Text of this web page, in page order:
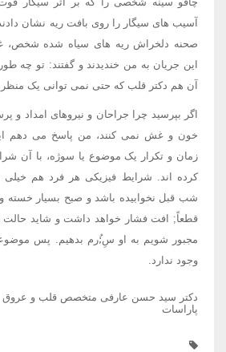
آسیب های سیگار را روی بافت ریه نشان
صحنه دلخراش ریه های سیاه شده شخص،
این جریان به من خندیدند و گفتند: تو چه
آن هم دکتر قلب که حتی نمی توانی یک
اگر بپرسید چرا جراحان و نیروهای امداد و
خون و غش نمی کنند، من پاسخ می دهم
زمان و تکرار یک موضوع یا سوژه، با آن
کرده اند. شرایط فیزیکی هر فرد هم
شب قبل نخوابیده باشد و صبح بسیار خسته و
قطعاً; افت فشار خواهد داشت و شاید
مجبور شویم به او سِ;ُرم بدهیم. پس
وجود ندارد.
دکتر سید حسن عارفی متخصص قلب و عروق
پاراسات